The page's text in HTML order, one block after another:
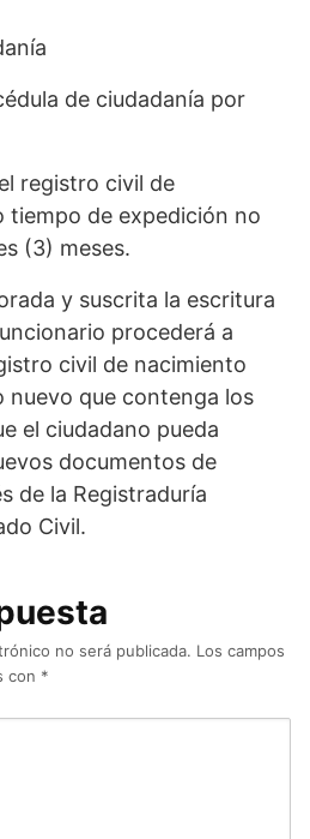
de ciudadanía por
registro civil de
tiempo de expedición no
(3) meses.
y suscrita la escritura
procederá a
civil de nacimiento
nuevo que contenga los
el ciudadano pueda
documentos de
de la Registraduría
Civil.
no será publicada. Los campos
con *